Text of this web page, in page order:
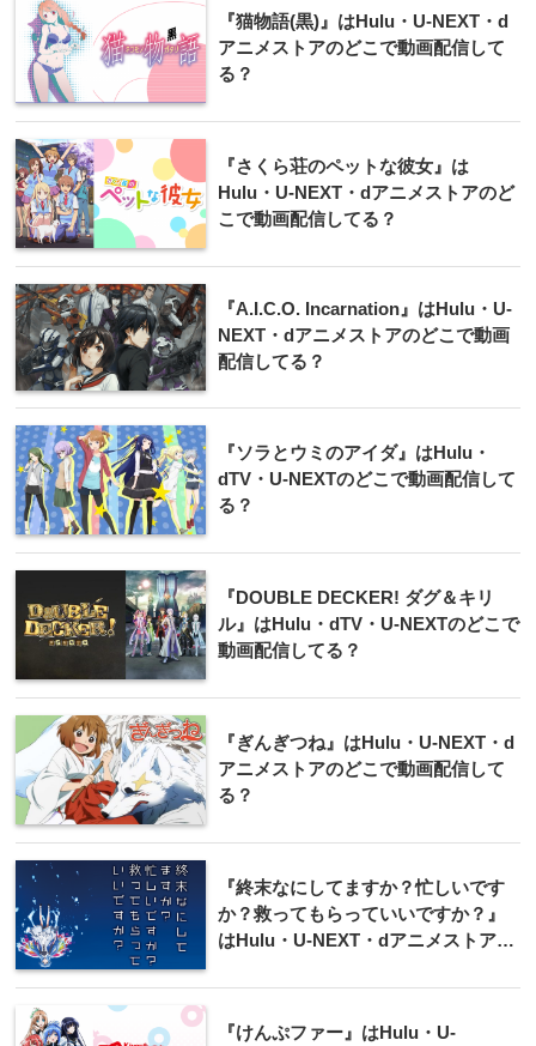
『猫物語(黒)』はHulu・U-NEXT・d
アニメストアのどこで動画配信して
る？
『さくら荘のペットな彼女』は
Hulu・U-NEXT・dアニメストアのど
こで動画配信してる？
『A.I.C.O. Incarnation』はHulu・U-
NEXT・dアニメストアのどこで動画
配信してる？
『ソラとウミのアイダ』はHulu・
dTV・U-NEXTのどこで動画配信して
る？
『DOUBLE DECKER! ダグ＆キリ
ル』はHulu・dTV・U-NEXTのどこで
動画配信してる？
『ぎんぎつね』はHulu・U-NEXT・d
アニメストアのどこで動画配信して
る？
『終末なにしてますか？忙しいです
か？救ってもらっていいですか？』
はHulu・U-NEXT・dアニメストアの
『けんぷファー』はHulu・U-